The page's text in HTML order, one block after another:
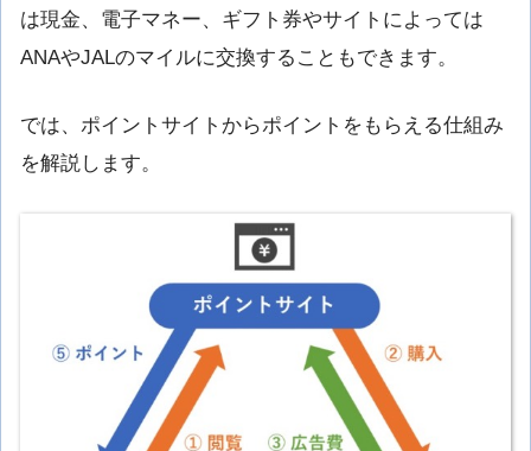
は現金、電子マネー、ギフト券やサイトによっては
ANAやJALのマイルに交換することもできます。
では、ポイントサイトからポイントをもらえる仕組み
を解説します。